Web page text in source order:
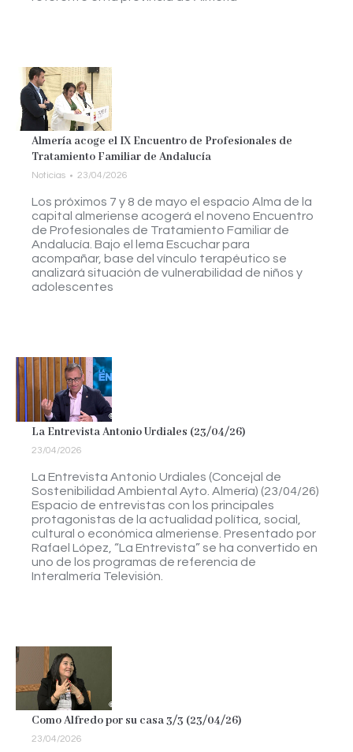
Almería acoge el IX Encuentro de Profesionales de
Tratamiento Familiar de Andalucía
Noticias 23/04/2026
Los próximos 7 y 8 de mayo el espacio Alma de la
capital almeriense acogerá el noveno Encuentro
de Profesionales de Tratamiento Familiar de
Andalucía. Bajo el lema Escuchar para
acompañar, base del vínculo terapéutico se
analizará situación de vulnerabilidad de niños y
adolescentes
La Entrevista Antonio Urdiales (23/04/26)
23/04/2026
La Entrevista Antonio Urdiales (Concejal de
Sostenibilidad Ambiental Ayto. Almería) (23/04/26)
Espacio de entrevistas con los principales
protagonistas de la actualidad política, social,
cultural o económica almeriense. Presentado por
Rafael López, “La Entrevista” se ha convertido en
uno de los programas de referencia de
Interalmería Televisión.
Como Alfredo por su casa 3/3 (23/04/26)
23/04/2026